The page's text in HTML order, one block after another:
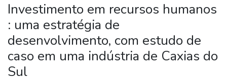
Investimento em recursos humanos
: uma estratégia de
desenvolvimento, com estudo de
caso em uma indústria de Caxias do
Sul